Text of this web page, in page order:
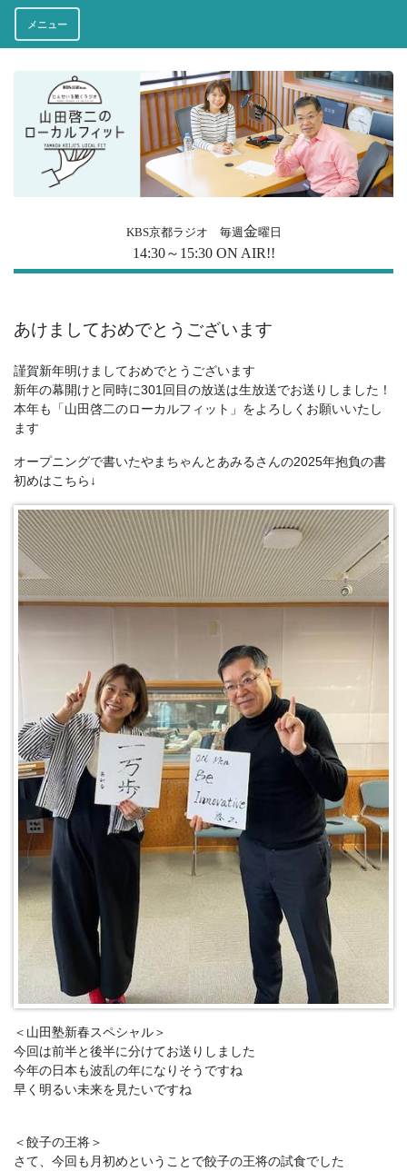
メニュー
KBS京都ラジオ 毎週 金曜日
14:30～15:30 ON AIR!!
あけましておめでとうございます
謹賀新年明けましておめでとうございます
新年の幕開けと同時に301回目の放送は生放送でお送りしました！
本年も「山田啓二のローカルフィット」をよろしくお願いいたし
ます
オープニングで書いたやまちゃんとあみるさんの2025年抱負の書
初めはこちら↓
＜山田塾新春スペシャル＞
今回は前半と後半に分けてお送りしました
今年の日本も波乱の年になりそうですね
早く明るい未来を見たいですね
＜餃子の王将＞
さて、今回も月初めということで餃子の王将の試食でした